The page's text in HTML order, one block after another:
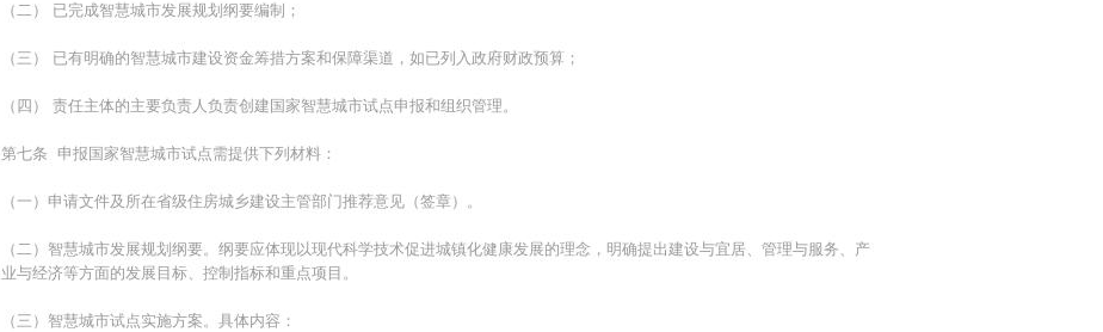
（二） 已完成智慧城市发展规划纲要编制；
（三） 已有明确的智慧城市建设资金筹措方案和保障渠道，如已列入政府财政预算；
（四） 责任主体的主要负责人负责创建国家智慧城市试点申报和组织管理。
第七条 申报国家智慧城市试点需提供下列材料：
（一）申请文件及所在省级住房城乡建设主管部门推荐意见（签章）。
（二）智慧城市发展规划纲要。纲要应体现以现代科学技术促进城镇化健康发展的理念，明确提出建设与宜居、管理与服务、产
业与经济等方面的发展目标、控制指标和重点项目。
（三）智慧城市试点实施方案。具体内容：